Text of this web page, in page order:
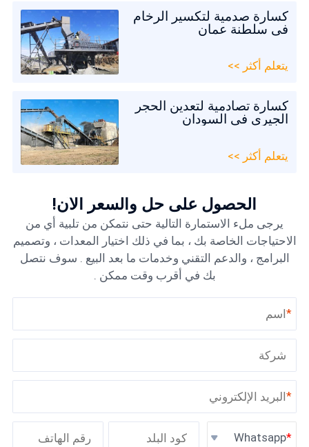
كسارة صدمية لتكسير الرخام
في سلطنة عمان
يتعلم أكثر >>
كسارة تصادمية لتعدين الحجر
الجيري في السودان
يتعلم أكثر >>
الحصول على حل والسعر الآن!
يرجى ملء الاستمارة التالية حتى نتمكن من تلبية أي من
الاحتياجات الخاصة بك ، بما في ذلك اختيار المعدات ، وتصميم
البرامج ، والدعم التقني وخدمات ما بعد البيع . سوف نتصل
بك في أقرب وقت ممكن .
*
*
Whatsapp